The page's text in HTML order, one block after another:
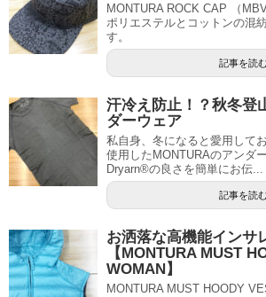
MONTURA ROCK CAP （
ポリエステルとコットンの混
す。
記事を読
汗冷え防止！？秋冬登
ダーウェア
私自身、冬になると愛用して
使用したMONTURAのアンダ
Dryarn®の良さを簡単にお伝...
記事を読
お洒落な高機能インサ
【MONTURA MUST
WOMAN】
MONTURA MUST HOODY